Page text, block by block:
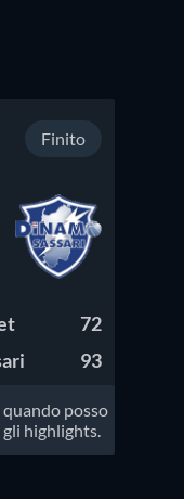
Finito
72
93
posso
gli highlights.